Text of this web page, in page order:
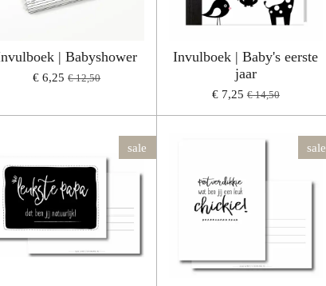
| Babyshower
€ 6,25 € 12,50
Invulboek | Baby's eerste
jaar
€ 7,25 € 14,50
sale sale